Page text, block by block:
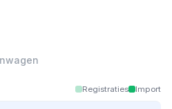
Registraties Import